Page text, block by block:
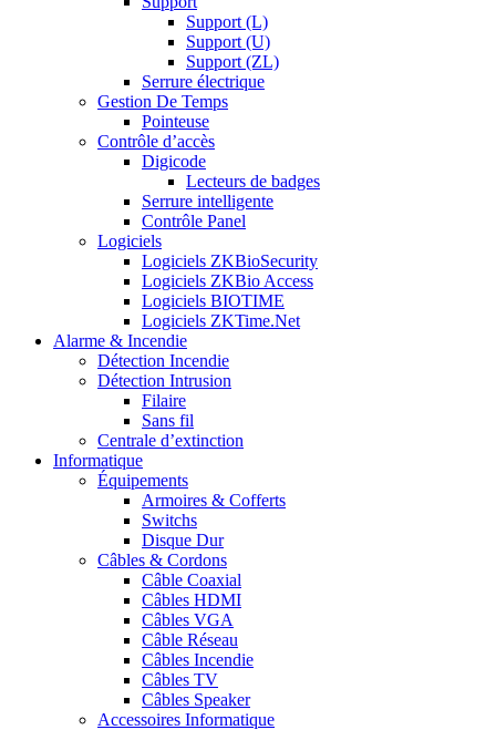
Support (L)
Support (U)
Support (ZL)
Serrure électrique
Gestion De Temps
Pointeuse
Contrôle d’accès
Digicode
Lecteurs de badges
Serrure intelligente
Contrôle Panel
Logiciels
Logiciels ZKBioSecurity
Logiciels ZKBio Access
Logiciels BIOTIME
Logiciels ZKTime.Net
Alarme & Incendie
Détection Incendie
Détection Intrusion
Filaire
Sans fil
Centrale d’extinction
Informatique
Équipements
Armoires & Cofferts
Switchs
Disque Dur
Câbles & Cordons
Câble Coaxial
Câbles HDMI
Câbles VGA
Câble Réseau
Câbles Incendie
Câbles TV
Câbles Speaker
Accessoires Informatique